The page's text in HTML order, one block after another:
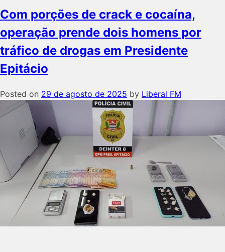
Com porções de crack e cocaína,
operação prende dois homens por
tráfico de drogas em Presidente
Epitácio
Posted on 29 de agosto de 2025 by Liberal FM